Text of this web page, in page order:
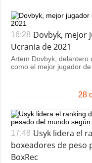
Desastres y
emergencias
ADICIONAL
Podcasts
Fotos
Video
Releases
16:28 Dovbyk, mejor
Ucrania de 2021
Artem Dovbyk, delantero
como el mejor jugador
28
17:48 Usyk lidera el
boxeadores de peso
BoxRec